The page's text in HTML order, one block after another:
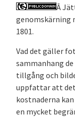
Â
genomskärning
1801.
Vad det gäller
sammanhang
tillgång och
uppfattar att
kostnaderna
en mycket